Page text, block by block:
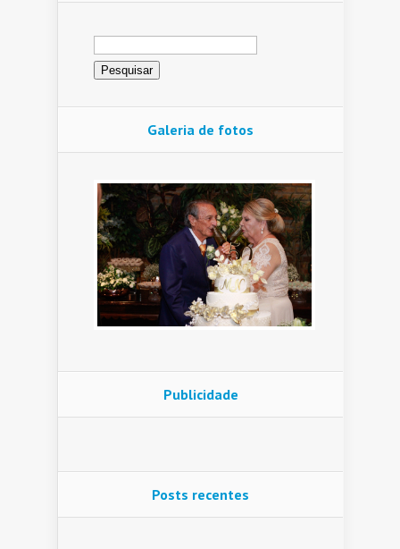
Pesquisar
por:
Galeria de fotos
Publicidade
Posts recentes